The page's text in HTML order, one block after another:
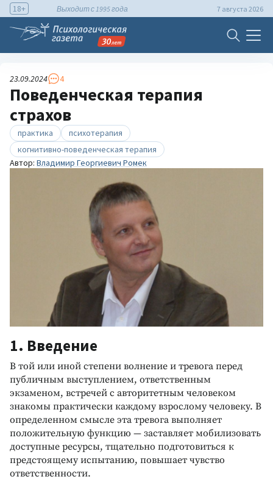
18+ Выходит с 1995 года 7 августа 2026
23.09.2024 4
Поведенческая терапия
страхов
практика
психотерапия
когнитивно-поведенческая терапия
Автор: Владимир Георгиевич Ромек
1. Введение
В той или иной степени волнение и тревога перед
публичным выступлением, ответственным
экзаменом, встречей с авторитетным человеком
знакомы практически каждому взрослому человеку. В
определенном смысле эта тревога выполняет
положительную функцию — заставляет мобилизовать
доступные ресурсы, тщательно подготовиться к
предстоящему испытанию, повышает чувство
ответственности.